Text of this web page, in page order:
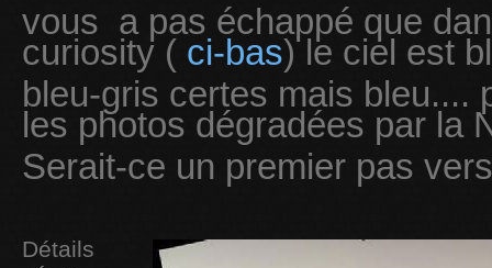
vous a pas échappé que
curiosity ( ci-bas) le ciel est
bleu-gris certes mais bleu....
les photos dégradées par la
Serait-ce un premier pas
Détails